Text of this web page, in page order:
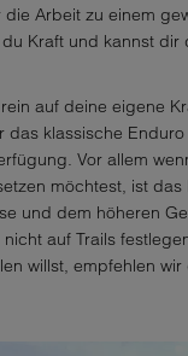
Arbeit zu einem
Kraft und kannst dir
auf deine eigene
das klassische
Vor allem
möchtest, ist
und dem höheren
auf Trails
willst, empfehlen wir